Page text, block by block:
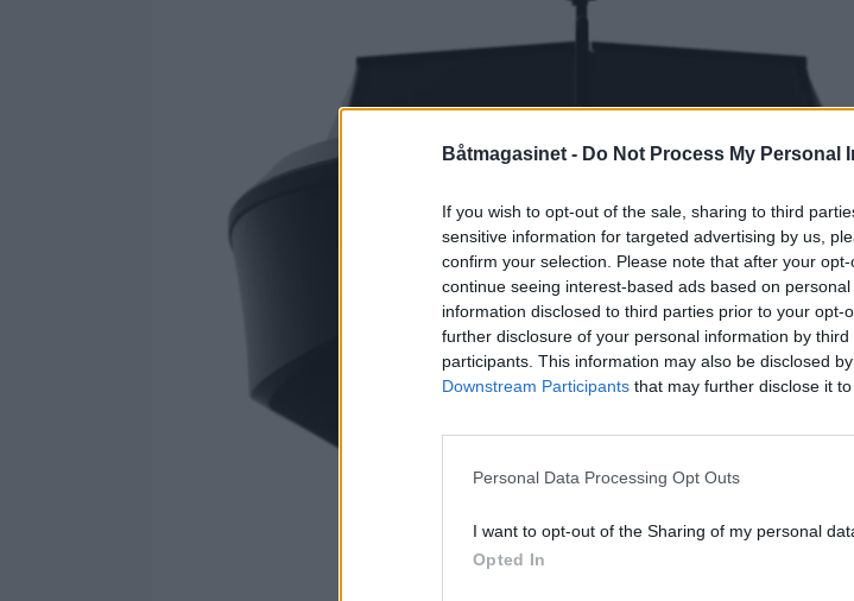
Båtmagasinet - Do Not Process My Personal
If you wish to opt-out of the sale, sharing to third
sensitive information for targeted advertising by us,
confirm your selection. Please note that after your
continue seeing interest-based ads based on
information disclosed to third parties prior to your opt-
further disclosure of your personal information by third
participants. This information may also be disclosed
Downstream Participants that may further disclose it
Personal Data Processing Opt Outs
I want to opt-out of the Sharing of my personal
Opted In